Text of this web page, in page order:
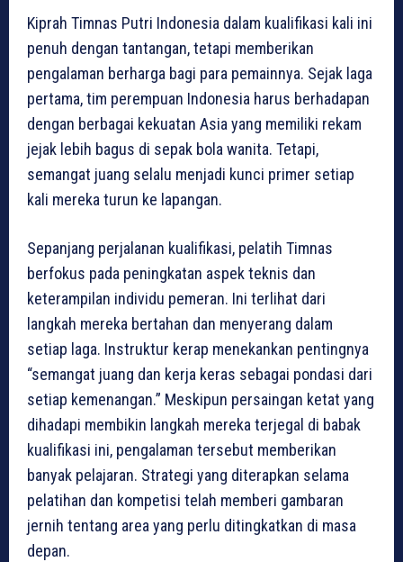
Kiprah Timnas Putri Indonesia dalam kualifikasi kali ini
penuh dengan tantangan, tetapi memberikan
pengalaman berharga bagi para pemainnya. Sejak laga
pertama, tim perempuan Indonesia harus berhadapan
dengan berbagai kekuatan Asia yang memiliki rekam
jejak lebih bagus di sepak bola wanita. Tetapi,
semangat juang selalu menjadi kunci primer setiap
kali mereka turun ke lapangan.
Sepanjang perjalanan kualifikasi, pelatih Timnas
berfokus pada peningkatan aspek teknis dan
keterampilan individu pemeran. Ini terlihat dari
langkah mereka bertahan dan menyerang dalam
setiap laga. Instruktur kerap menekankan pentingnya
“semangat juang dan kerja keras sebagai pondasi dari
setiap kemenangan.” Meskipun persaingan ketat yang
dihadapi membikin langkah mereka terjegal di babak
kualifikasi ini, pengalaman tersebut memberikan
banyak pelajaran. Strategi yang diterapkan selama
pelatihan dan kompetisi telah memberi gambaran
jernih tentang area yang perlu ditingkatkan di masa
depan.